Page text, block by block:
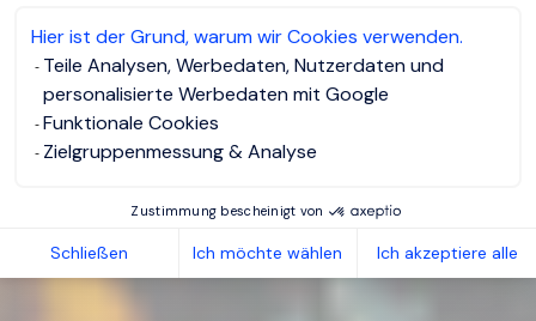
Hier ist der Grund, warum wir Cookies verwenden.
Teile Analysen, Werbedaten, Nutzerdaten und
personalisierte Werbedaten mit Google
Funktionale Cookies
Zielgruppenmessung & Analyse
Zustimmung bescheinigt von
Schließen Ich möchte wählen Ich akzeptiere alle